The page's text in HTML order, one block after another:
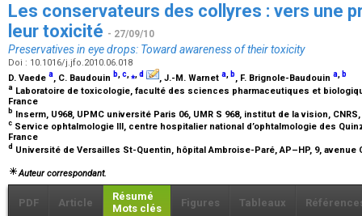
Les conservateurs des collyres : vers une
leur toxicité - 27/09/10
Preservatives in eye drops: Toward awareness of their toxicity
Doi : 10.1016/j.jfo.2010.06.018
D. Vaede a, C. Baudouin b,c,⁎,d , J.-M. Warnet a, b, F. Brignole-Baudouin a, b
a Laboratoire de toxicologie, faculté des sciences pharmaceutiques et
France
b Inserm, U968, UPMC université Paris 06, UMR S 968, institut de la vision,
c Service ophtalmologie III, centre hospitalier national d’ophtalmologie des
France
d Université de Versailles St-Quentin, hôpital Ambroise-Paré, AP–HP, 9, avenue
Auteur correspondant.
PDF Article
Résumé
Mots clés
Figures Tableaux